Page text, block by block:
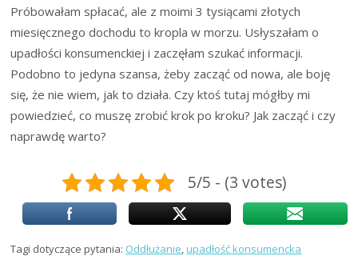
Próbowałam spłacać, ale z moimi 3 tysiącami złotych
miesięcznego dochodu to kropla w morzu. Usłyszałam o
upadłości konsumenckiej i zaczęłam szukać informacji.
Podobno to jedyna szansa, żeby zacząć od nowa, ale boję
się, że nie wiem, jak to działa. Czy ktoś tutaj mógłby mi
powiedzieć, co muszę zrobić krok po kroku? Jak zacząć i czy
naprawdę warto?
5/5 - (3 votes)
Tagi dotyczące pytania: Oddłużanie,upadłość konsumencka